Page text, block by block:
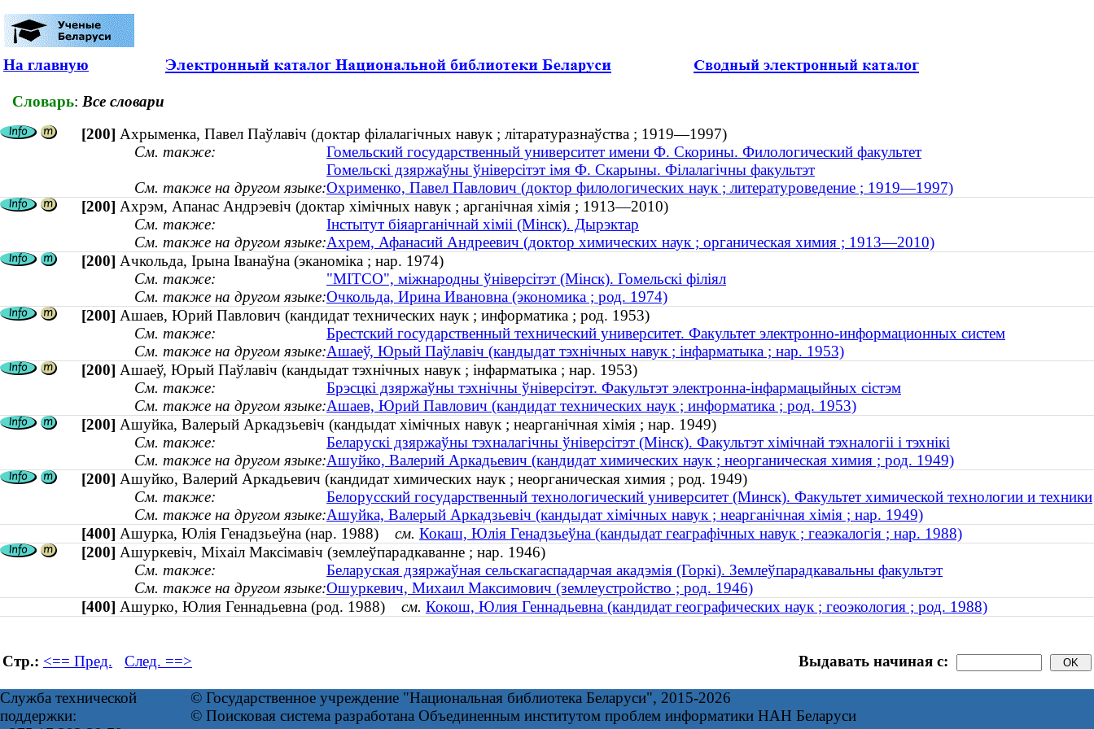
На главную
Словарь: Все словари
[200] Ахрыменка, Павел Паўлавіч (доктар філалагічных навук ; літаратуразнаўства ; 1919—1997)
См. также:
Гомельский государственный университет имени Ф. Скорины. Филологический факультет
Гомельскі дзяржаўны ўніверсітэт імя Ф. Скарыны. Філалагічны факультэт
См. также на другом языке:Охрименко, Павел Павлович (доктор филологических наук ; литературоведение ; 1919—1997)
[200] Ахрэм, Апанас Андрэевіч (доктар хімічных навук ; арганічная хімія ; 1913—2010)
См. также:
Інстытут біяарганічнай хіміі (Мінск). Дырэктар
См. также на другом языке:Ахрем, Афанасий Андреевич (доктор химических наук ; органическая химия ; 1913—2010)
[200] Ачкольда, Ірына Іванаўна (эканоміка ; нар. 1974)
См. также:
"МІТСО", міжнародны ўніверсітэт (Мінск). Гомельскі філіял
См. также на другом языке:Очкольда, Ирина Ивановна (экономика ; род. 1974)
[200] Ашаев, Юрий Павлович (кандидат технических наук ; информатика ; род. 1953)
См. также:
Брестский государственный технический университет. Факультет электронно-информационных систем
См. также на другом языке:Ашаеў, Юрый Паўлавіч (кандыдат тэхнічных навук ; інфарматыка ; нар. 1953)
[200] Ашаеў, Юрый Паўлавіч (кандыдат тэхнічных навук ; інфарматыка ; нар. 1953)
См. также:
Брэсцкі дзяржаўны тэхнічны ўніверсітэт. Факультэт электронна-інфармацыйных сістэм
См. также на другом языке:Ашаев, Юрий Павлович (кандидат технических наук ; информатика ; род. 1953)
[200] Ашуйка, Валерый Аркадзьевіч (кандыдат хімічных навук ; неарганічная хімія ; нар. 1949)
См. также:
Беларускі дзяржаўны тэхналагічны ўніверсітэт (Мінск). Факультэт хімічнай тэхналогіі і тэхнікі
См. также на другом языке:Ашуйко, Валерий Аркадьевич (кандидат химических наук ; неорганическая химия ; род. 1949)
[200] Ашуйко, Валерий Аркадьевич (кандидат химических наук ; неорганическая химия ; род. 1949)
См. также:
Белорусский государственный технологический университет (Минск). Факультет химической технологии и техники
См. также на другом языке:Ашуйка, Валерый Аркадзьевіч (кандыдат хімічных навук ; неарганічная хімія ; нар. 1949)
[400] Ашурка, Юлія Генадзьеўна (нар. 1988) см. Кокаш, Юлія Генадзьеўна (кандыдат геаграфічных навук ; геаэкалогія ; нар. 1988)
[200] Ашуркевіч, Міхаіл Максімавіч (землеўпарадкаванне ; нар. 1946)
См. также:
Беларуская дзяржаўная сельскагаспадарчая акадэмія (Горкі). Землеўпарадкавальны факультэт
См. также на другом языке:Ошуркевич, Михаил Максимович (землеустройство ; род. 1946)
[400] Ашурко, Юлия Геннадьевна (род. 1988) см. Кокош, Юлия Геннадьевна (кандидат географических наук ; геоэкология ; род. 1988)
Стр.: <== Пред. След. ==> Выдавать начиная с:
Служба технической
поддержки:
© Государственное учреждение "Национальная библиотека Беларуси", 2015-2026
© Поисковая система разработана Объединенным институтом проблем информатики НАН Беларуси